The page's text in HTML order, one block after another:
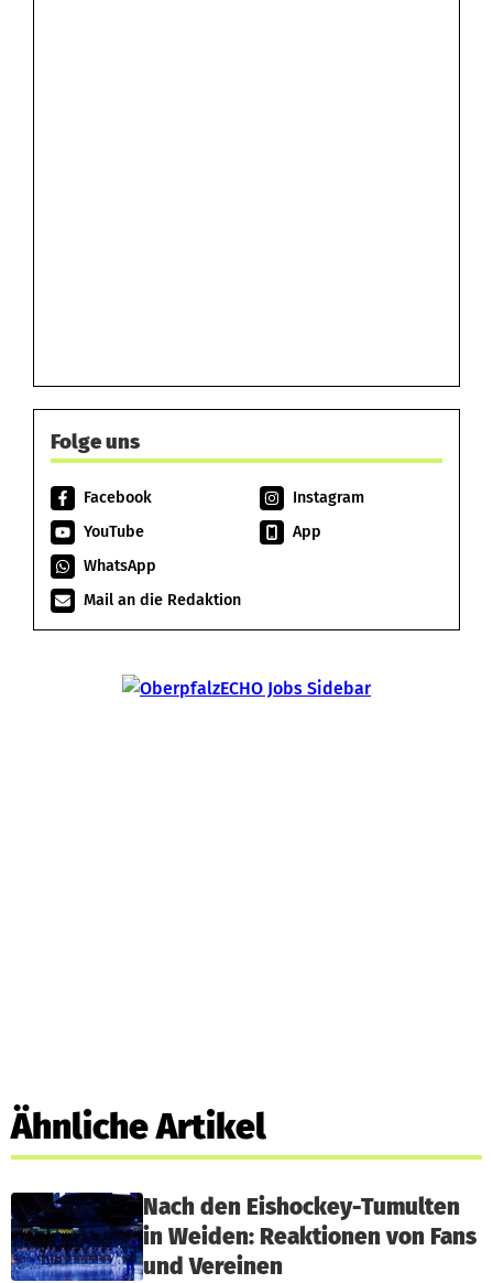
Folge uns
Facebook
Instagram
YouTube
App
WhatsApp
Mail an die Redaktion
Ähnliche Artikel
Nach den Eishockey-Tumulten
in Weiden: Reaktionen von Fans
und Vereinen